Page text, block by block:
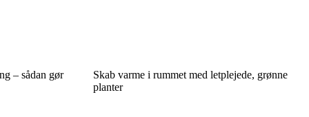
– sådan gør
Skab varme i rummet med letplejede, grønne
planter